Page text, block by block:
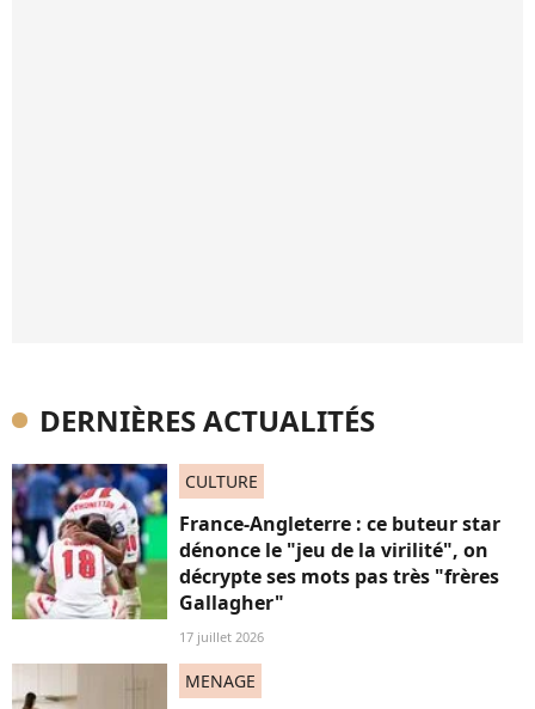
DERNIÈRES ACTUALITÉS
CULTURE
France-Angleterre : ce buteur star
dénonce le "jeu de la virilité", on
décrypte ses mots pas très "frères
Gallagher"
17 juillet 2026
MENAGE